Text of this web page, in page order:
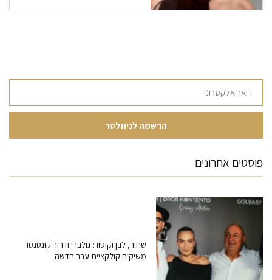
פוסטים אחרונים
שחור, לבן וקוטור: גולברי ודרור קונטנטו
משיקים קולקציית ערב חדשה